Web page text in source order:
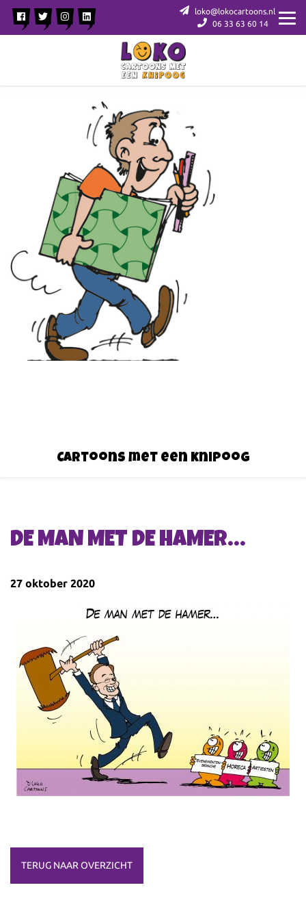
loko@lokocartoons.nl
06 33 63 60 14
Cartoons met een knipoog
DE MAN MET DE HAMER…
27 oktober 2020
TERUG NAAR OVERZICHT